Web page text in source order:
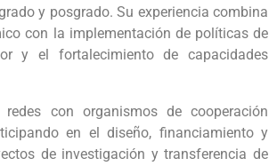
y posgrado. Su experiencia combina
con la implementación de políticas de
y el fortalecimiento de capacidades
con organismos de cooperación
en el diseño, financiamiento y
de investigación y transferencia de